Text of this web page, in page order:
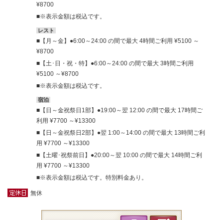
¥8700
※表示金額は税込です。
レスト
【月～金】●6:00～24:00 の間で最大 4時間ご利用 ¥5100 ～
¥8700
【土･日・祝・特】●6:00～24:00 の間で最大 3時間ご利用
¥5100 ～¥8700
※表示金額は税込です。
宿泊
【日～金祝祭日1部】●19:00～翌 12:00 の間で最大 17時間ご
利用 ¥7700 ～¥13300
【日～金祝祭日2部】●翌 1:00～14:00 の間で最大 13時間ご利
用 ¥7700 ～¥13300
【土曜･祝祭前日】●20:00～翌 10:00 の間で最大 14時間ご利
用 ¥7700 ～¥13300
※表示金額は税込です。特別料金あり。
無休